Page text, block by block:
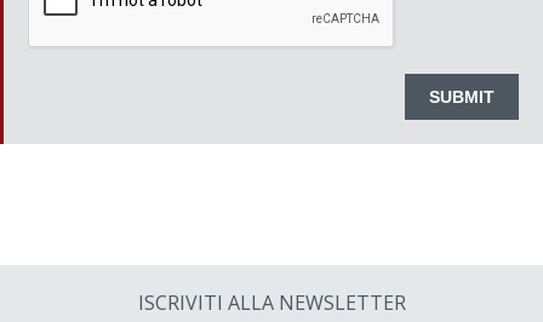
ISCRIVITI ALLA NEWSLETTER